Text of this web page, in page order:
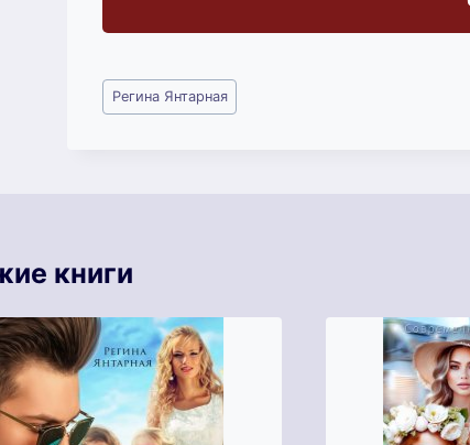
Метки
записи:
Регина Янтарная
книги